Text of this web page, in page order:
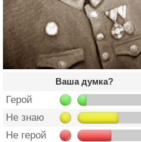
Ваша думка?
Герой
Не знаю
Не герой